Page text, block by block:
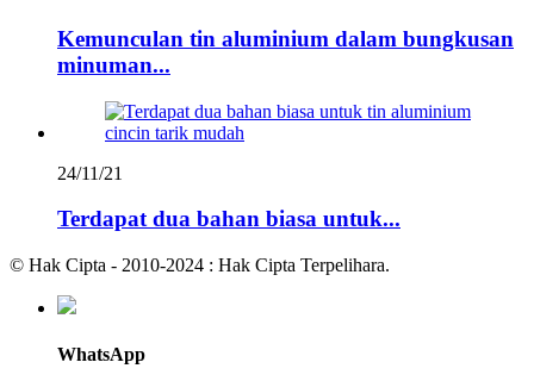
Kemunculan tin aluminium dalam bungkusan
minuman...
24/11/21
Terdapat dua bahan biasa untuk...
© Hak Cipta - 2010-2024 : Hak Cipta Terpelihara.
WhatsApp